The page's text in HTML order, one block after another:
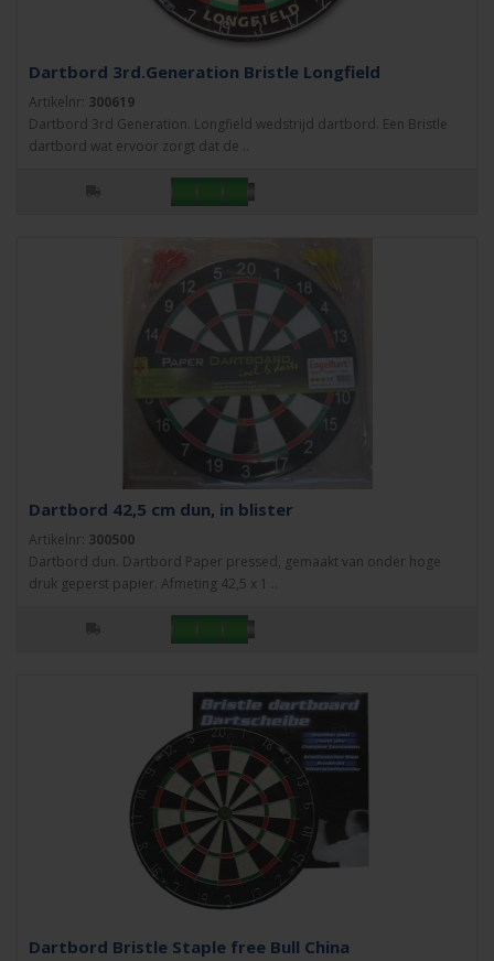
Dartbord 3rd.Generation Bristle Longfield
Artikelnr: 300619
Dartbord 3rd Generation. Longfield wedstrijd dartbord. Een Bristle
dartbord wat ervoor zorgt dat de ..
Dartbord 42,5 cm dun, in blister
Artikelnr: 300500
Dartbord dun. Dartbord Paper pressed, gemaakt van onder hoge
druk geperst papier. Afmeting 42,5 x 1 ..
Dartbord Bristle Staple free Bull China